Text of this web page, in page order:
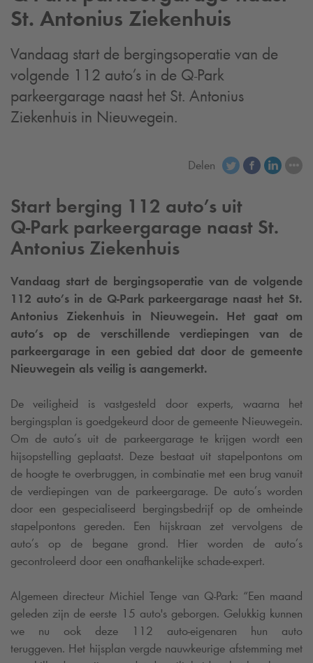
St. Antonius Ziekenhuis
Vandaag start de bergingsoperatie van de
volgende 112 auto’s in de Q-Park
parkeergarage naast het St. Antonius
Ziekenhuis in Nieuwegein.
Delen
Start berging 112 auto’s uit
Q-Park parkeergarage naast St.
Antonius Ziekenhuis
Vandaag start de bergingsoperatie van de volgende
112 auto’s in de Q-Parkparkeergarage naast het St.
Antonius Ziekenhuis in Nieuwegein. Het gaat om
auto’s op de verschillende verdiepingen van de
parkeergarage in een gebied dat door de gemeente
Nieuwegein als veilig is aangemerkt.
De veiligheid is vastgesteld door experts, waarna het
bergingsplan is goedgekeurd door de gemeente Nieuwegein.
Om de auto’s uit de parkeergarage te krijgen wordt een
hijsopstelling geplaatst. Deze bestaat uit stapelpontons om
de hoogte te overbruggen, in combinatie met een brug vanuit
de verdiepingen van de parkeergarage. De auto’s worden
door een gespecialiseerd bergingsbedrijf op de omheinde
stapelpontons gereden. Een hijskraan zet vervolgens de
auto’s op de begane grond. Hier worden de auto’s
gecontroleerd door een onafhankelijke schade-expert.
Algemeen directeur Michiel Tenge van Q-Park: “Een maand
geleden zijn de eerste 15 auto's geborgen. Gelukkig kunnen
we nu ook deze 112 auto-eigenaren hun auto
teruggeven. Het hijsplan vergde nauwkeurige afstemming met